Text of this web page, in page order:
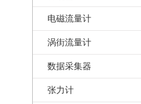
电磁流量计
涡街流量计
数据采集器
张力计